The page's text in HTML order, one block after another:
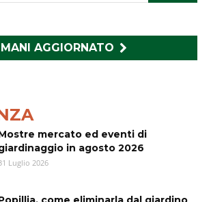
AGGIORNATO
mercato ed eventi di
in agosto 2026
Luglio 2026